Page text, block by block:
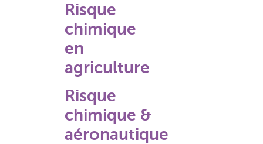
Risque
chimique
en
agriculture
Risque
chimique &
aéronautique